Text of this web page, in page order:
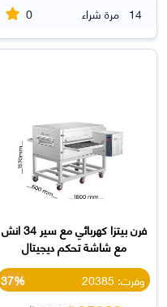
14 مرة شراء 0
فرن بيتزا كهربائي مع سير 34 انش
مع شاشة تحكم ديجيتال
وفرت: 20385
37%